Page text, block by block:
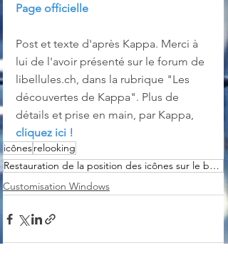
Page officielle
Post et texte d'après Kappa. Merci à
lui de l'avoir présenté sur le forum de
libellules.ch, dans la rubrique "Les
découvertes de Kappa". Plus de
détails et prise en main, par Kappa,
cliquez ici !
icônesrelooking
Restauration de la position des icônes sur le bureau
Customisation Windows